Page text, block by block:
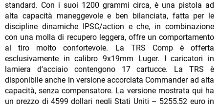
standard. Con i suoi 1200 grammi circa, è una pistola ad
alta capacità maneggevole e ben bilanciata, fatta per le
discipline dinamiche IPSC/action e che, in combinazione
con una molla di recupero leggera, offre un comportamento
al tiro molto confortevole. La TRS Comp è offerta
esclusivamente in calibro 9x19mm Luger. I caricatori in
lamiera d'acciaio contengono 17 cartucce. La TRS è
disponibile anche in versione accorciata Commander ad alta
capacità, senza compensatore. La versione mostrata qui ha
un prezzo di 4599 dollari negli Stati Uniti – 5255,52 euro in